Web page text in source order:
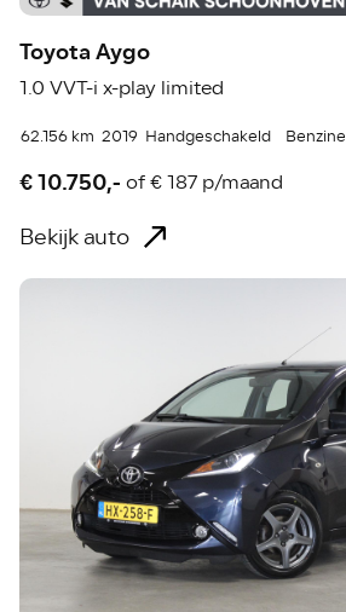
Toyota Aygo
1.0 VVT-i x-play limited
62.156 km 2019 Handgeschakeld Benzine
€ 10.750,- of€ 187 p/maand
Bekijk auto